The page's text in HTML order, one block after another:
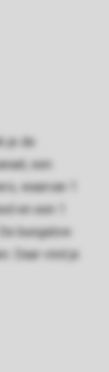
je de
een
waarvan 1
en een 1
bungalow
Daar vind je